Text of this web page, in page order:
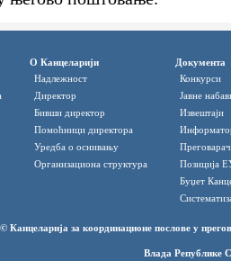
О Канцеларији
Надлежност
Директор
Бивши директор
Помоћници директора
Уредба о оснивању
Организациона структура
Документа
Конкурси
Јавне
Извештаји
Позиција
Буџет
© Канцеларија за координационе послове у
Влада Републике